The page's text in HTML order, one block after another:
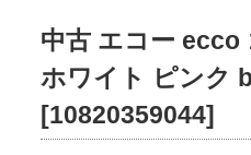
中古 エコー ecco
ホワイト ピンク
[10820359044]